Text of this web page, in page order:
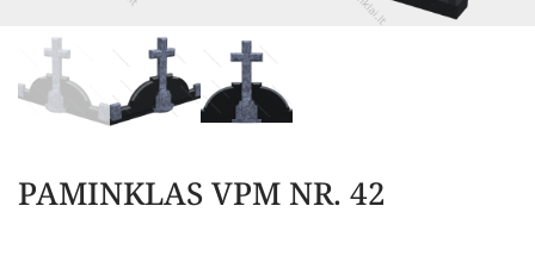
PAMINKLAS VPM NR. 42